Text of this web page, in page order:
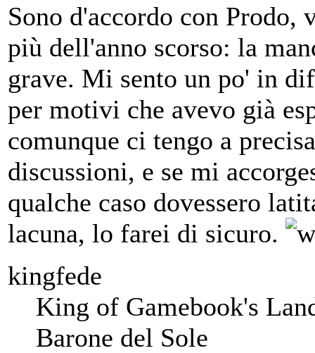
Sono d'accordo con
più dell'anno scorso: la
grave. Mi sento un po' in
per motivi che avevo già
comunque ci tengo a
discussioni, e se mi
qualche caso dovessero
lacuna, lo farei di sicuro.
kingfede
King of Gamebook's
Barone del Sole